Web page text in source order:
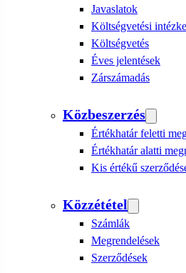
Javaslatok
Költségvetési
Költségvetés
Éves jelentések
Zárszámadás
Közbeszerzés
Értékhatár feletti
Értékhatár alatti
Kis értékű
Közzététel
Számlák
Megrendelések
Szerződések